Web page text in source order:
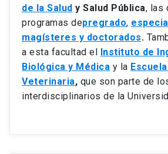
de la Salud y Salud Pública, las
programas depregrado,
magísteres y doctorados.
a esta facultad el
Instituto de
Biológica y Médica y la
Veterinaria, que son parte de
interdisciplinarios de la